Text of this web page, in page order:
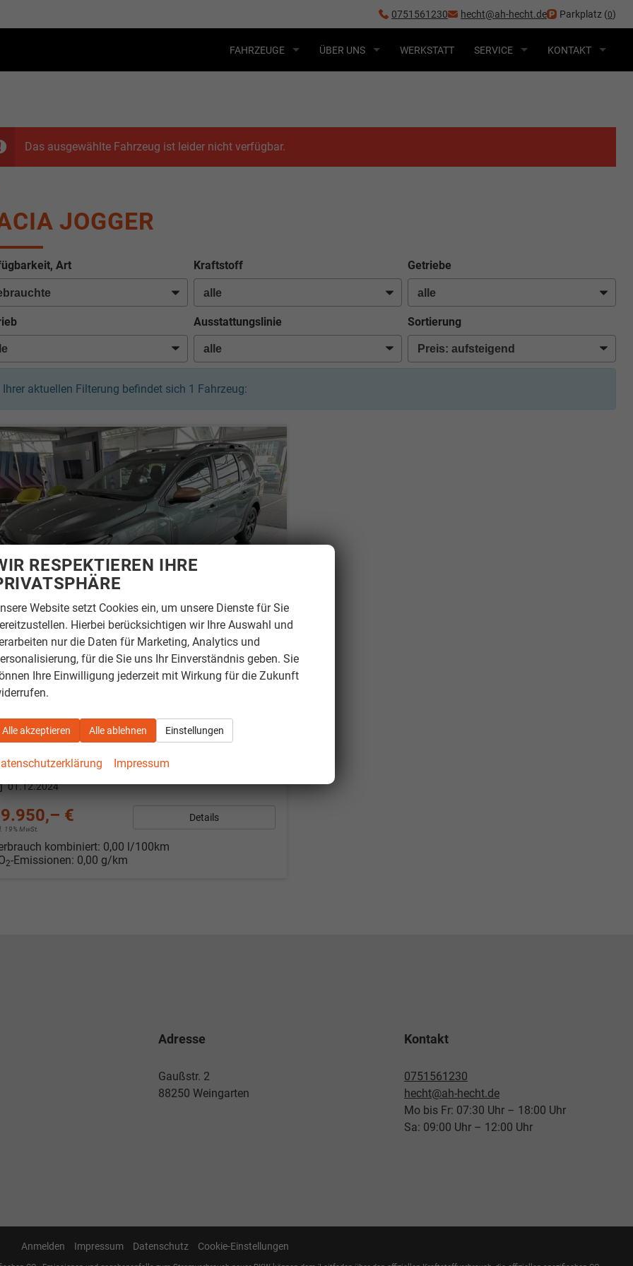
0751561230 hecht@ah-hecht.de Parkplatz (0)
FAHRZEUGE ÜBER UNS WERKSTATT SERVICE KONTAKT
Das ausgewählte Fahrzeug ist leider nicht verfügbar.
JOGGER
Art Kraftstoff Getriebe
Ausstattungslinie Sortierung
Ihrer aktuellen Filterung befindet sich 1 Fahrzeug:
Jogger
TCe110 7-Sitzer *Top Ausstattung
Fahrzeugnr. 1354 Getriebe
Schaltgetriebe
81 kW (110 PS) Kilometerstand 11.950 km
01.12.2024
€
19% MwSt.
Details
kombiniert: 0,00 l/100km
2-Emissionen: 0,00 g/km
Adresse
Gaußstr. 2
88250 Weingarten
Kontakt
0751561230
hecht@ah-hecht.de
Mo bis Fr: 07:30 Uhr – 18:00 Uhr
Sa: 09:00 Uhr – 12:00 Uhr
Anmelden Impressum Datenschutz Cookie-Einstellungen
RESPEKTIEREN IHRE
Website setzt Cookies ein, um unsere Dienste für Sie
Hierbei berücksichtigen wir Ihre Auswahl und
nur die Daten für Marketing, Analytics und
für die Sie uns Ihr Einverständnis geben. Sie
Ihre Einwilligung jederzeit mit Wirkung für die Zukunft
Alle akzeptieren Alle ablehnen Einstellungen
Impressum